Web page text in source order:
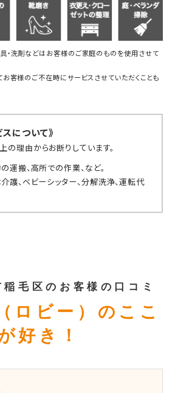
・洗剤などはお客様のご家庭のものを使用させて
客様のご不在時にサービスさせていただくことも
について》
理由からお断りしています。
運搬、高所での作業、など。
護、ベビーシッター、分解洗浄、運転代
毛区のお客様の口コミ
ロビー）のここ
好き！